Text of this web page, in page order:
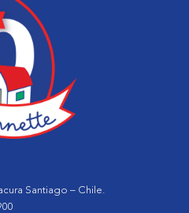
Santiago – Chile.